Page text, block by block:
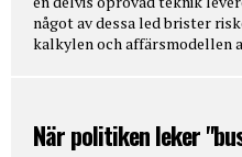
något av dessa led brister
kalkylen och affärsmodellen
När politiken leker